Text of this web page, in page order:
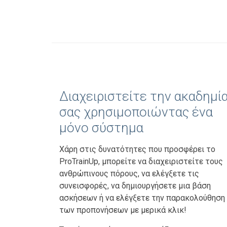
Διαχειριστείτε την
σας χρησιμοποιώντας ένα
μόνο σύστημα
Χάρη στις δυνατότητες που προσφέρει το
ProTrainUp, μπορείτε να διαχειριστείτε τους
ανθρώπινους πόρους, να ελέγξετε τις
συνεισφορές, να δημιουργήσετε μια βάση
ασκήσεων ή να ελέγξετε την παρακολούθηση
των προπονήσεων με μερικά κλικ!